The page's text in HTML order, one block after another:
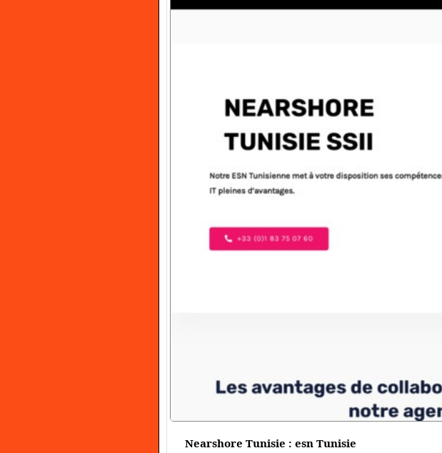
Nearshore Tunisie : esn Tunisie